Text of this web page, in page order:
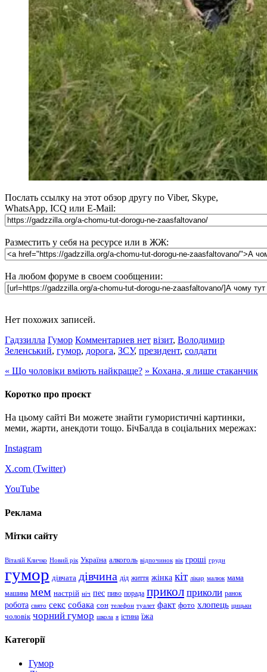
Послать ссылку на этот обзор другу по Viber, Skype,
WhatsApp, ICQ или E-Mail:
Разместить у себя на ресурсе или в ЖЖ:
На любом форуме в своем сообщении:
Нет похожих записей.
Гадззилла Гумор Комментариев нет візит, Володимир
Зеленський, гумор, дорога, ЗСУ, президент, солдати
« Що чоловіки вміють найкраще? » Кохана, я лише стаканчик
Коротко про проєкт
На цьому сайті Ви можете знайти гумористичні картинки,
меми, жарти, анекдоти тощо. БічБалда в соціальних мережах:
Instagram
X.com (Twitter)
YouTube
Реклама
Мітки сайту
Віталій Кличко Новий рік Україна алкоголь відпочинок вік гроші груди
гумор дівчата дівчина дід життя жінка кіт лікар малюк мама
машина мем настрій ніч пес пиво порада прикол приколи ранок
робота свято секс собака сон телефон туалет факт фото хлопець цицьки
чоловік чорний гумор школа я істина їжа
Категорії
Гумор